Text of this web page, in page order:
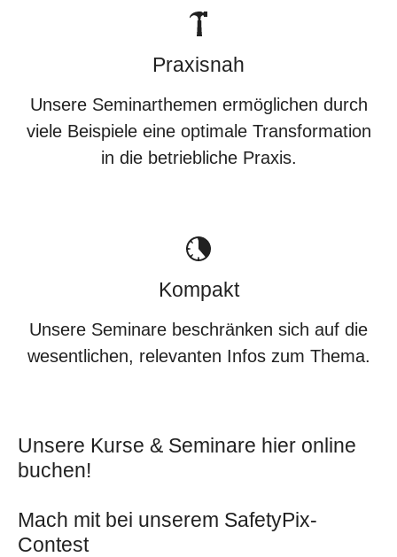
Praxisnah
Unsere Seminarthemen ermöglichen durch
viele Beispiele eine optimale Transformation
in die betriebliche Praxis.
Kompakt
Unsere Seminare beschränken sich auf die
wesentlichen, relevanten Infos zum Thema.
Unsere Kurse & Seminare hier online
buchen!
Mach mit bei unserem SafetyPix-
Contest